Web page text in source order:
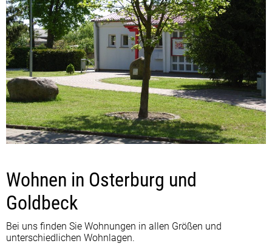
Wohnen in Osterburg und
Goldbeck
Bei uns finden Sie Wohnungen in allen Größen und
unterschiedlichen Wohnlagen.